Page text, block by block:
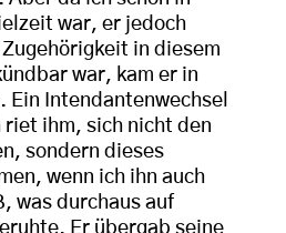
war, er jedoch
in diesem
war, kam er in
Ein Intendantenwechsel
riet ihm, sich nicht den
sondern dieses
wenn ich ihn auch
was durchaus auf
Er übergab seine